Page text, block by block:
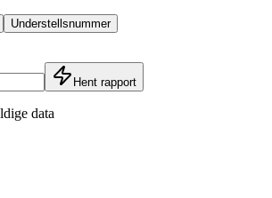
Understellsnummer
Hent rapport
data